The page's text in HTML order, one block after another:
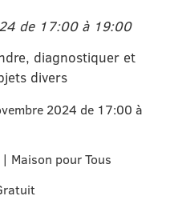
de 17:00 à 19:00
diagnostiquer et
divers
2024 de 17:00 à
Maison pour Tous